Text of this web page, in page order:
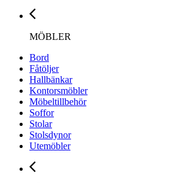
MÖBLER
Bord
Fåtöljer
Hallbänkar
Kontorsmöbler
Möbeltillbehör
Soffor
Stolar
Stolsdynor
Utemöbler